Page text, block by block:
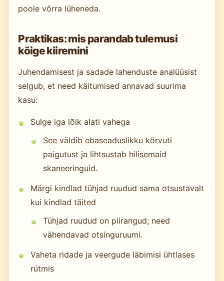
poole võrra lüheneda.
Praktikas: mis parandab tulemusi
kõige kiiremini
Juhendamisest ja sadade lahenduste analüüsist
selgub, et need käitumised annavad suurima
kasu:
Sulge iga lõik alati vahega
See väldib ebaseaduslikku kõrvuti
paigutust ja lihtsustab hilisemaid
skaneeringuid.
Märgi kindlad tühjad ruudud sama otsustavalt
kui kindlad täited
Tühjad ruudud on piirangud; need
vähendavad otsinguruumi.
Vaheta ridade ja veergude läbimisi ühtlases
rütmis